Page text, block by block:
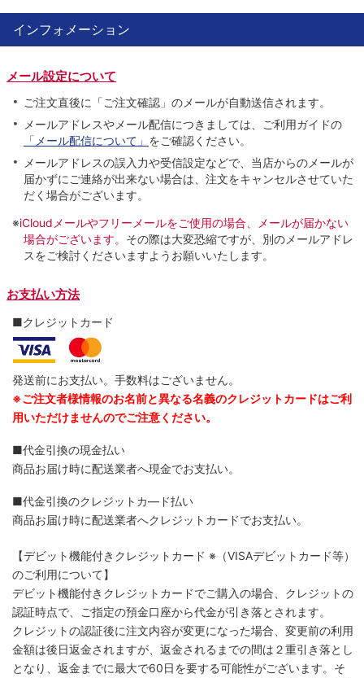
インフォメーション
メール設定について
ご注文直後に「ご注文確認」のメールが自動送信されます。
メールアドレスやメール配信につきましては、ご利用ガイドの
「メール配信について」 をご確認ください。
メールアドレスの誤入力や受信設定などで、当店からのメールが
届かずにご連絡が出来ない場合は、注文をキャンセルさせていた
だく場合がございます。
※iCloudメールやフリーメールをご使用の場合、メールが届かない
場合がございます。 その際は大変恐縮ですが、別のメールアドレ
スをご検討くださいますようお願いいたします。
お支払い方法
■クレジットカード
発送前にお支払い。手数料はございません。
※ご注文者様情報のお名前と異なる名義のクレジットカードはご利
用いただけませんのでご注意ください。
■代金引換の現金払い
商品お届け時に配送業者へ現金でお支払い。
■代金引換のクレジットカ―ド払い
商品お届け時に配送業者へクレジットカードでお支払い。
【デビット機能付きクレジットカード ※（VISAデビットカード等）
のご利用について】
デビット機能付きクレジットカードでご購入の場合、クレジットの
認証時点で、ご指定の預金口座から代金が引き落とされます。
クレジットの認証後に注文内容が変更になった場合、変更前の利用
金額は後日返金されますが、返金されるまでの間は２重引き落とし
となり、返金までに最大で60日を要する可能性がございます。そ